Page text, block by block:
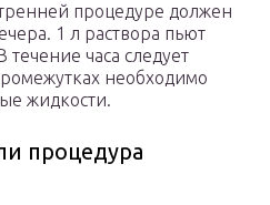
процедуре должен
1 л раствора пьют
часа следует
необходимо
жидкости.
процедура